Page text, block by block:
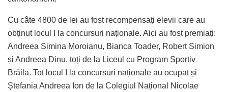
Cu câte 4800 de lei au fost recompensați elevii care au
obținut locul I la concursuri naționale. Aici au fost premiați:
Andreea Simina Moroianu, Bianca Toader, Robert Simion
și Andreea Dinu, toți de la Liceul cu Program Sportiv
Brăila. Tot locul I la concursuri naționale au ocupat și
Ștefania Andreea Ion de la Colegiul Național Nicolae